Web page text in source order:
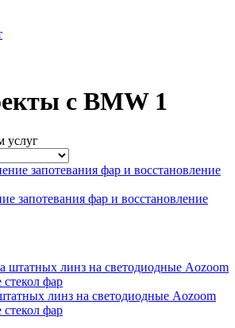
с BMW 1
услуг
запотевания фар и восстановление
линз на светодиодные Aozoom
стекол фар